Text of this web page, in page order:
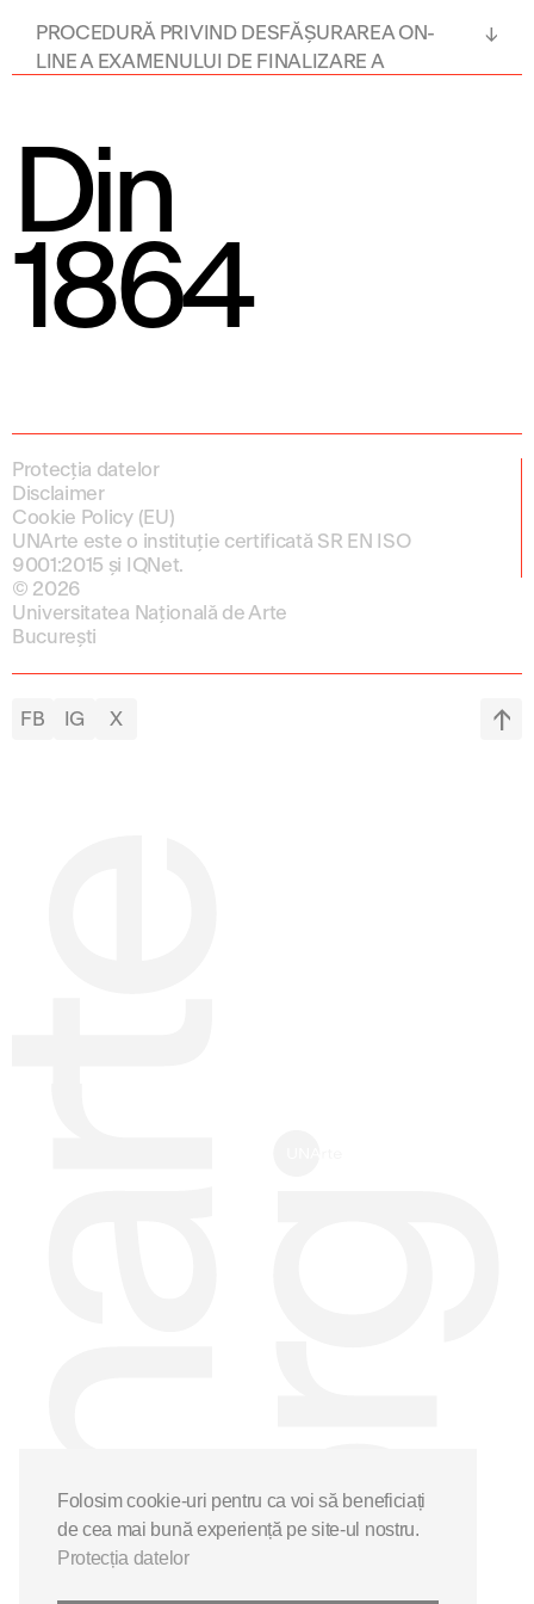
PROCEDURĂ PRIVIND DESFĂȘURAREA ON-
LINE A EXAMENULUI DE FINALIZARE A
Din
1864
Protecția datelor
Disclaimer
Cookie Policy (EU)
UNArte este o instituție certificată SR EN ISO
9001:2015 și IQNet.
© 2026
Universitatea Națională de Arte
București
FB IG X
Folosim cookie-uri pentru ca voi să beneficiați
de cea mai bună experiență pe site-ul nostru.
Protecția datelor